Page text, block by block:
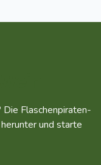
Flaschenpiraten-
und starte